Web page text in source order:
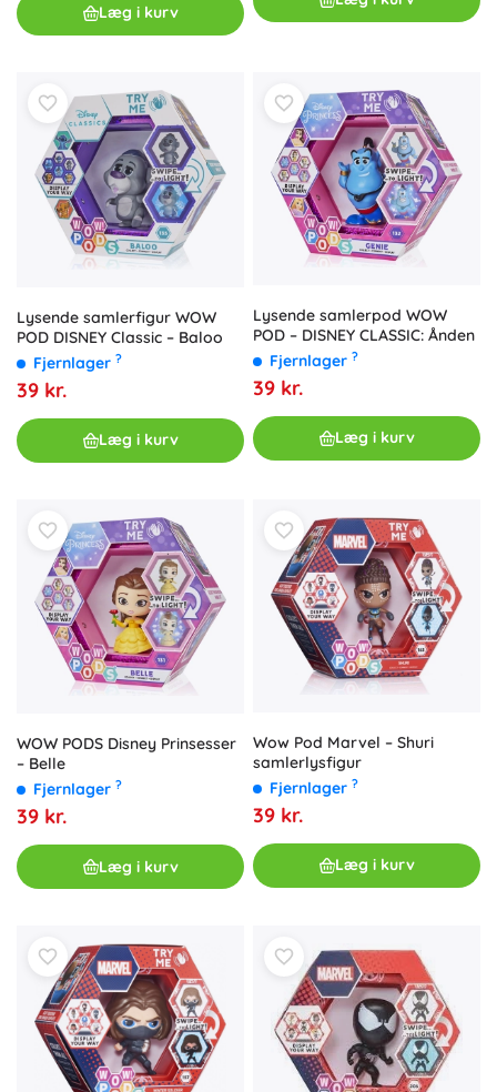
Læg i kurv
Lysende samlerfigur WOW
POD DISNEY Classic – Baloo
Fjernlager ?
39 kr.
Læg i kurv
Lysende samlerpod WOW
POD – DISNEY CLASSIC: Ånden
Fjernlager ?
39 kr.
Læg i kurv
WOW PODS Disney Prinsesser
– Belle
Fjernlager ?
39 kr.
Læg i kurv
Wow Pod Marvel – Shuri
samlerlysfigur
Fjernlager ?
39 kr.
Læg i kurv